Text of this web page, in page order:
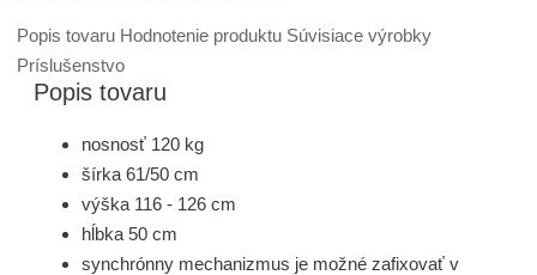
Popis tovaru Hodnotenie produktu Súvisiace výrobky
Príslušenstvo
Popis tovaru
nosnosť 120 kg
šírka 61/50 cm
výška 116 - 126 cm
hĺbka 50 cm
synchrónny mechanizmus je možné zafixovať v